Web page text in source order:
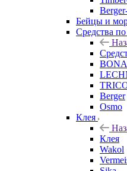
Бейцы и
Средства
BONA
Berger
Osmo
Клея
Клея
Wakol